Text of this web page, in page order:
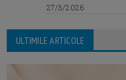
27/3/2026
ULTIMILE ARTICOLE